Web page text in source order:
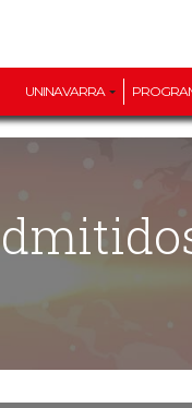
UNINAVARRA